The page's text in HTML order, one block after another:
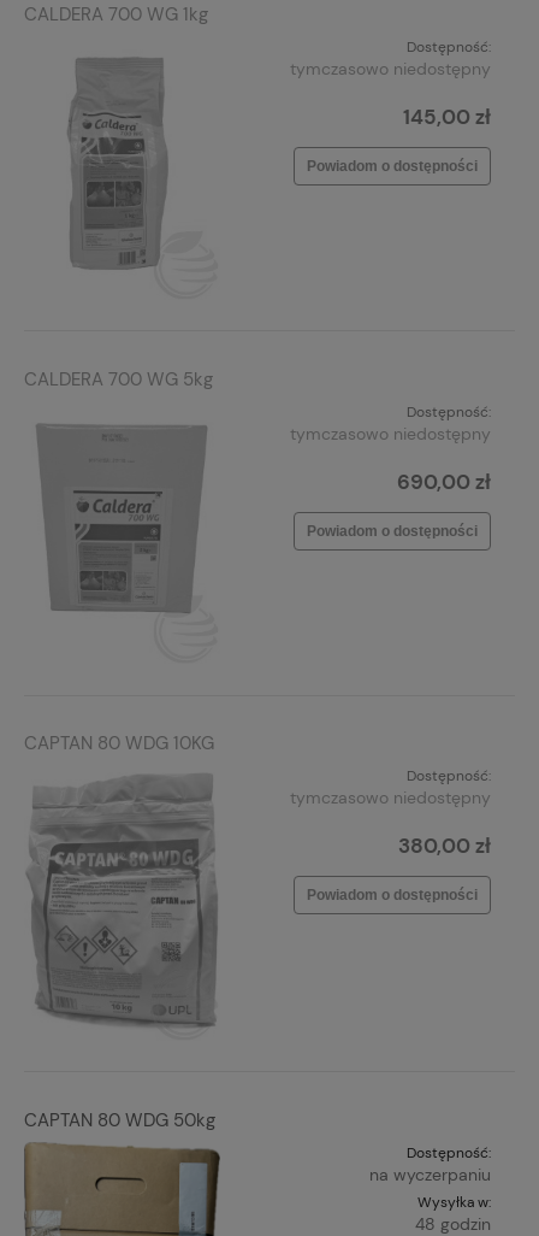
CALDERA 700 WG 1kg
Dostępność:
tymczasowo niedostępny
145,00 zł
Powiadom o dostępności
CALDERA 700 WG 5kg
Dostępność:
tymczasowo niedostępny
690,00 zł
Powiadom o dostępności
CAPTAN 80 WDG 10KG
Dostępność:
tymczasowo niedostępny
380,00 zł
Powiadom o dostępności
CAPTAN 80 WDG 50kg
Dostępność:
na wyczerpaniu
Wysyłka w:
48 godzin